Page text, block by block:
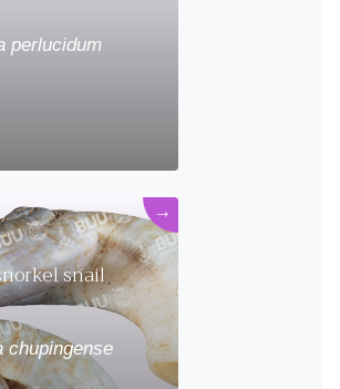
perlucidum
snail
chupingense
→